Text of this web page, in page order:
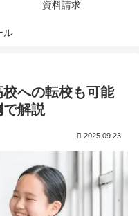
資料請求
ル
への転校も可能
で解説
2025.09.23